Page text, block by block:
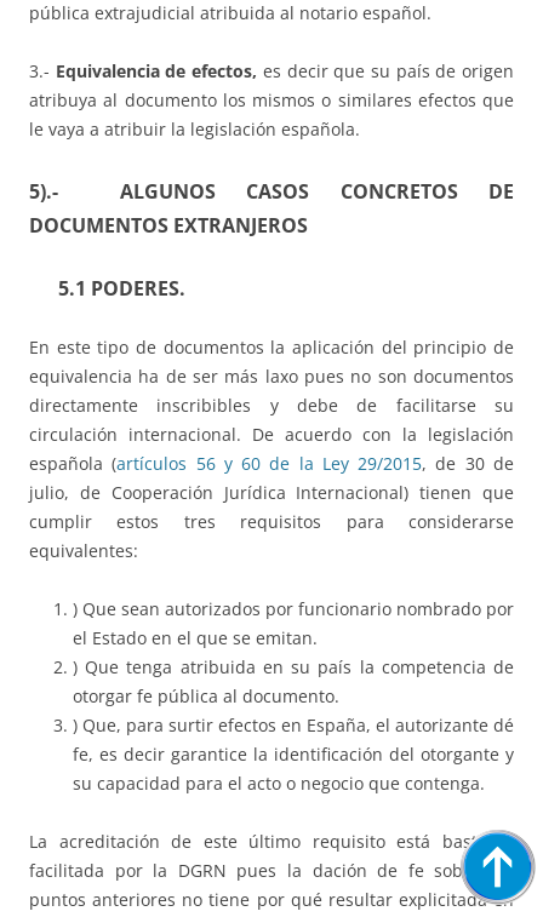
pública extrajudicial atribuida al notario español.
3.- Equivalencia de efectos, es decir que su país de origen
atribuya al documento los mismos o similares efectos que
le vaya a atribuir la legislación española.
5).- ALGUNOS CASOS CONCRETOS DE
DOCUMENTOS EXTRANJEROS
5.1 PODERES.
En este tipo de documentos la aplicación del principio de
equivalencia ha de ser más laxo pues no son documentos
directamente inscribibles y debe de facilitarse su
circulación internacional. De acuerdo con la legislación
española (artículos 56 y 60 de la Ley 29/2015, de 30 de
julio, de Cooperación Jurídica Internacional) tienen que
cumplir estos tres requisitos para considerarse
equivalentes:
) Que sean autorizados por funcionario nombrado por
el Estado en el que se emitan.
) Que tenga atribuida en su país la competencia de
otorgar fe pública al documento.
) Que, para surtir efectos en España, el autorizante dé
fe, es decir garantice la identificación del otorgante y
su capacidad para el acto o negocio que contenga.
La acreditación de este último requisito está bastante
facilitada por la DGRN pues la dación de fe sobre los
puntos anteriores no tiene por qué resultar explicitada en